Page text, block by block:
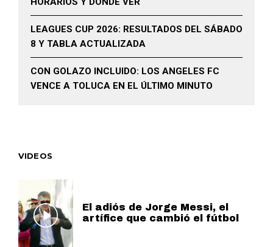
LEAGUES CUP 2026: RESULTADOS DEL SÁBADO
8 Y TABLA ACTUALIZADA
CON GOLAZO INCLUIDO: LOS ANGELES FC
VENCE A TOLUCA EN EL ÚLTIMO MINUTO
VIDEOS
El adiós de Jorge Messi, el
artífice que cambió el fútbol